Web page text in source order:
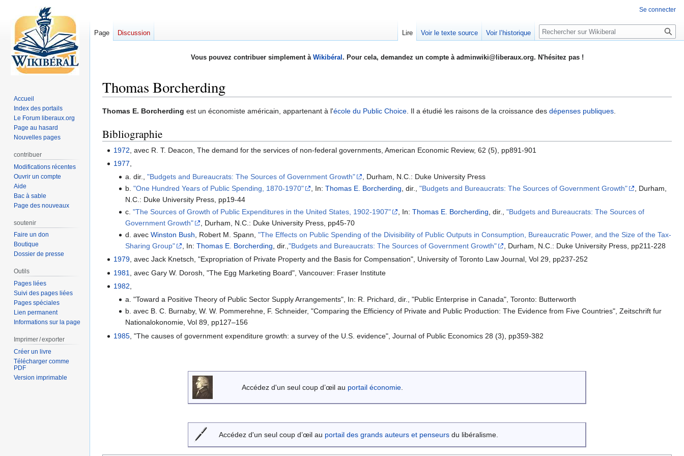
Vous pouvez contribuer simplement à Wikibéral . Pour cela, demandez un compte à adminwiki@liberaux.org. N'hésitez pas !
Thomas Borcherding
Aller
la
navigation
Aller
la
recherche
Thomas E. Borcherding est un économiste américain, appartenant à l'école du Public Choice. Il a étudié les raisons de la croissance des dépenses publiques.
Bibliographie
1972 , avec R. T. Deacon, The demand for the services of non-federal governments, American Economic Review, 62 (5), pp891-901
1977
a. dir., "Budgets and Bureaucrats: The Sources of Government Growth"
, Durham, N.C.: Duke University Press
b. "One Hundred Years of Public Spending, 1870-1970" , In: Thomas E. Borcherding, dir., "Budgets and Bureaucrats: The Sources of Government Growth"
, Durham,
N.C.: Duke University Press, pp19-44
c. "The Sources of Growth of Public Expenditures in the United States, 1902-1907" , In: Thomas E. Borcherding , dir., "Budgets and Bureaucrats: The Sources of
Government Growth"
, Durham, N.C.: Duke University Press, pp45-70
d. avec Winston Bush, Robert M. Spann, "The Effects on Public Spending of the Divisibility of Public Outputs in Consumption, Bureaucratic Power, and the Size of the Tax-
Sharing Group"
, In: Thomas E. Borcherding, dir.,"Budgets and Bureaucrats: The Sources of Government Growth"
, Durham, N.C.: Duke University Press, pp211-228
1979, avec Jack Knetsch, "Expropriation of Private Property and the Basis for Compensation", University of Toronto Law Journal, Vol 29, pp237-252
1981
, avec Gary W. Dorosh, "The Egg Marketing Board", Vancouver: Fraser Institute
1982
a. "Toward a Positive Theory of Public Sector Supply Arrangements", In: R. Prichard, dir., "Public Enterprise in Canada", Toronto: Butterworth
b. avec B. C. Burnaby, W. W. Pommerehne, F. Schneider, "Comparing the Efficiency of Private and Public Production: The Evidence from Five Countries", Zeitschrift fur
Nationalokonomie, Vol 89, pp127–156
1985 , "The causes of government expenditure growth: a survey of the U.S. evidence", Journal of Public Economics 28 (3), pp359-382
Accédez d'un seul coup d’œil au portail économie
Accédez d'un seul coup d’œil au portail des grands auteurs et penseurs du libéralisme.
Se connecter
Page Discussion Lire Voir le texte source Voir l’historique Rechercher
Accueil
Index des portails
Le Forum liberaux.org
Page au hasard
Nouvelles pages
contribuer
Modifications récentes
Ouvrir un compte
Aide
Bac à sable
Page des nouveaux
soutenir
Faire un don
Boutique
Dossier de presse
Outils
Pages liées
Suivi des pages liées
Pages spéciales
Lien permanent
Informations sur la page
Imprimer / exporter
Créer un livre
Télécharger comme
PDF
Version imprimable